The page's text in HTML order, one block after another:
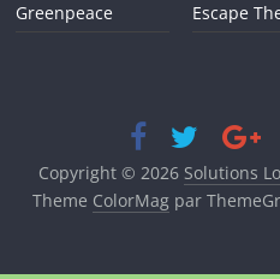
Greenpeace
Escape
Copyright © 2026 Solutions
Theme ColorMag par